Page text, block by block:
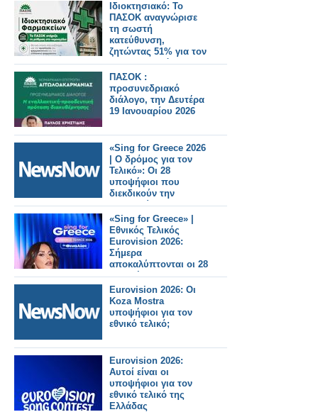
Ιδιοκτησιακό: Το
ΠΑΣΟΚ αναγνώρισε
τη σωστή
κατεύθυνση,
ζητώντας 51% για τον
φαρμακοποιό
ΠΑΣΟΚ :
προσυνεδριακό
διάλογο, την Δευτέρα
19 Ιανουαρίου 2026
«Sing for Greece 2026
| Ο δρόμος για τον
Τελικό»: Οι 28
υποψήφιοι που
διεκδικούν την
εκπροσώπηση της
Ελλάδας στη
Eurovision 2026
«Sing for Greece» |
Εθνικός Τελικός
Eurovision 2026:
Σήμερα
αποκαλύπτονται οι 28
υποψήφιοι
Eurovision 2026: Οι
Koza Mostra
υποψήφιοι για τον
εθνικό τελικό;
Eurovision 2026:
Αυτοί είναι οι
υποψήφιοι για τον
εθνικό τελικό της
Ελλάδας